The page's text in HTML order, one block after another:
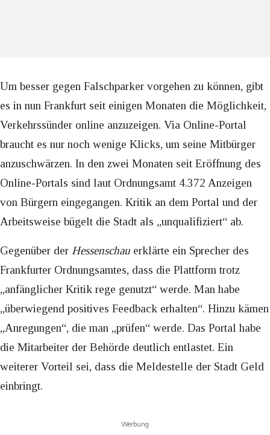
Um besser gegen Falschparker vorgehen zu können, gibt
es in nun Frankfurt seit einigen Monaten die Möglichkeit,
Verkehrssünder online anzuzeigen. Via Online-Portal
braucht es nur noch wenige Klicks, um seine Mitbürger
anzuschwärzen. In den zwei Monaten seit Eröffnung des
Online-Portals sind laut Ordnungsamt 4.372 Anzeigen
von Bürgern eingegangen. Kritik an dem Portal und der
Arbeitsweise bügelt die Stadt als „unqualifiziert“ ab.
Gegenüber der Hessenschauerklärte ein Sprecher des
Frankfurter Ordnungsamtes, dass die Plattform trotz
„anfänglicher Kritik rege genutzt“ werde. Man habe
„überwiegend positives Feedback erhalten“. Hinzu kämen
„Anregungen“, die man „prüfen“ werde. Das Portal habe
die Mitarbeiter der Behörde deutlich entlastet. Ein
weiterer Vorteil sei, dass die Meldestelle der Stadt Geld
einbringt.
Werbung